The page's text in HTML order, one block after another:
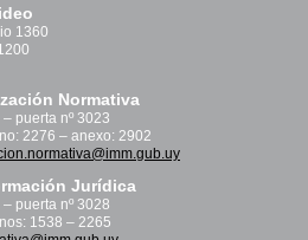
1360
Normativa
puerta nº 3023
2276 – anexo: 2902
Jurídica
puerta nº 3028
1538 – 2265